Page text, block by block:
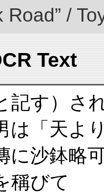
Road” /
Text
記す）さ
は「天よ
に沙鉢略
稱びて